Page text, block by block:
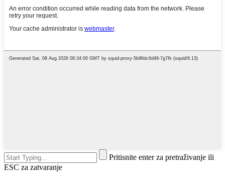
Pritisnite enter za pretraživanje ili
ESC za zatvaranje